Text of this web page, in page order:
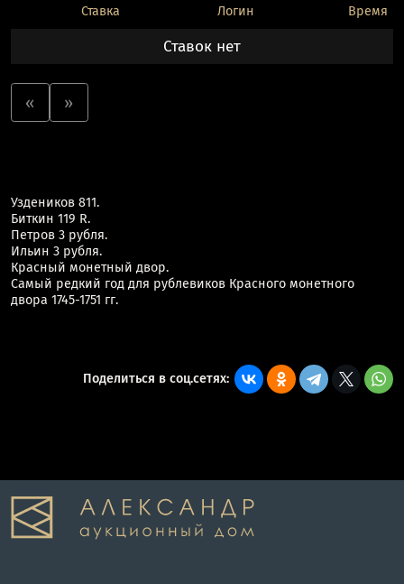
Ставка Логин Время
Ставок нет
« »
Уздеников 811.
Биткин 119 R.
Петров 3 рубля.
Ильин 3 рубля.
Красный монетный двор.
Самый редкий год для рублевиков Красного монетного
двора 1745-1751 гг.
Поделиться в соц.сетях: